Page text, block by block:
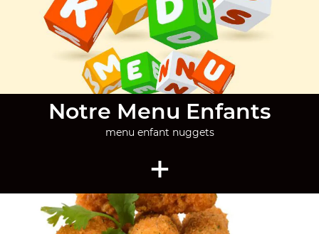
Notre Menu Enfants
menu enfant nuggets
+